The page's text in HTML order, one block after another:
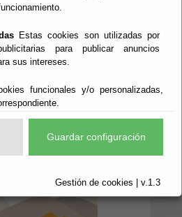
Estas cookies son utilizadas por
para publicar anuncios
sus intereses.
funcionales y/o personalizadas,
Guardar configuración
Gestión de cookies | v.1.3